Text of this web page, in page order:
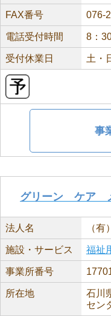
FAX番号 076-
電話受付時間 8：
受付休業日 土・
事
グリーン ケア
法人名 （
施設・サービス 福祉
事業所番号
所在地
石川
セン